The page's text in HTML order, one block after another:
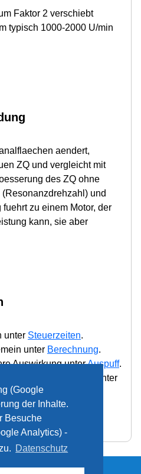
(Google
der Inhalte.
Besuche
Analytics) -
Datenschutz
Faktor 2 verschiebt
typisch 1000-2000 U/min
aendert,
ZQ und vergleicht mit
des ZQ ohne
und
zu einem Motor, der
kann, sie aber
unter Steuerzeiten.
unter Berechnung.
Auswirkung unterAuspuff.
zu Steuerzeit unter